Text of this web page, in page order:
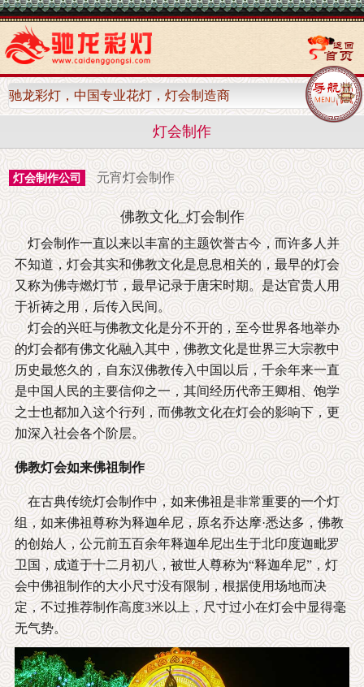
驰龙彩灯，中国专业花灯，灯会制造商
灯会制作
灯会制作公司 元宵灯会制作
佛教文化_灯会制作
灯会制作一直以来以丰富的主题饮誉古今，而许多人并
不知道，灯会其实和佛教文化是息息相关的，最早的灯会
又称为佛寺燃灯节，最早记录于唐宋时期。是达官贵人用
于祈祷之用，后传入民间。
灯会的兴旺与佛教文化是分不开的，至今世界各地举办
的灯会都有佛文化融入其中，佛教文化是世界三大宗教中
历史最悠久的，自东汉佛教传入中国以后，千余年来一直
是中国人民的主要信仰之一，其间经历代帝王卿相、饱学
之士也都加入这个行列，而佛教文化在灯会的影响下，更
加深入社会各个阶层。
佛教灯会如来佛祖制作
在古典传统灯会制作中，如来佛祖是非常重要的一个灯
组，如来佛祖尊称为释迦牟尼，原名乔达摩·悉达多，佛教
的创始人，公元前五百余年释迦牟尼出生于北印度迦毗罗
卫国，成道于十二月初八，被世人尊称为“释迦牟尼”，灯
会中佛祖制作的大小尺寸没有限制，根据使用场地而决
定，不过推荐制作高度3米以上，尺寸过小在灯会中显得毫
无气势。